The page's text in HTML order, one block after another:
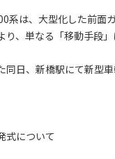
系は、大型化した前面
り、単なる「移動手段
同日、新橋駅にて新型車
式について